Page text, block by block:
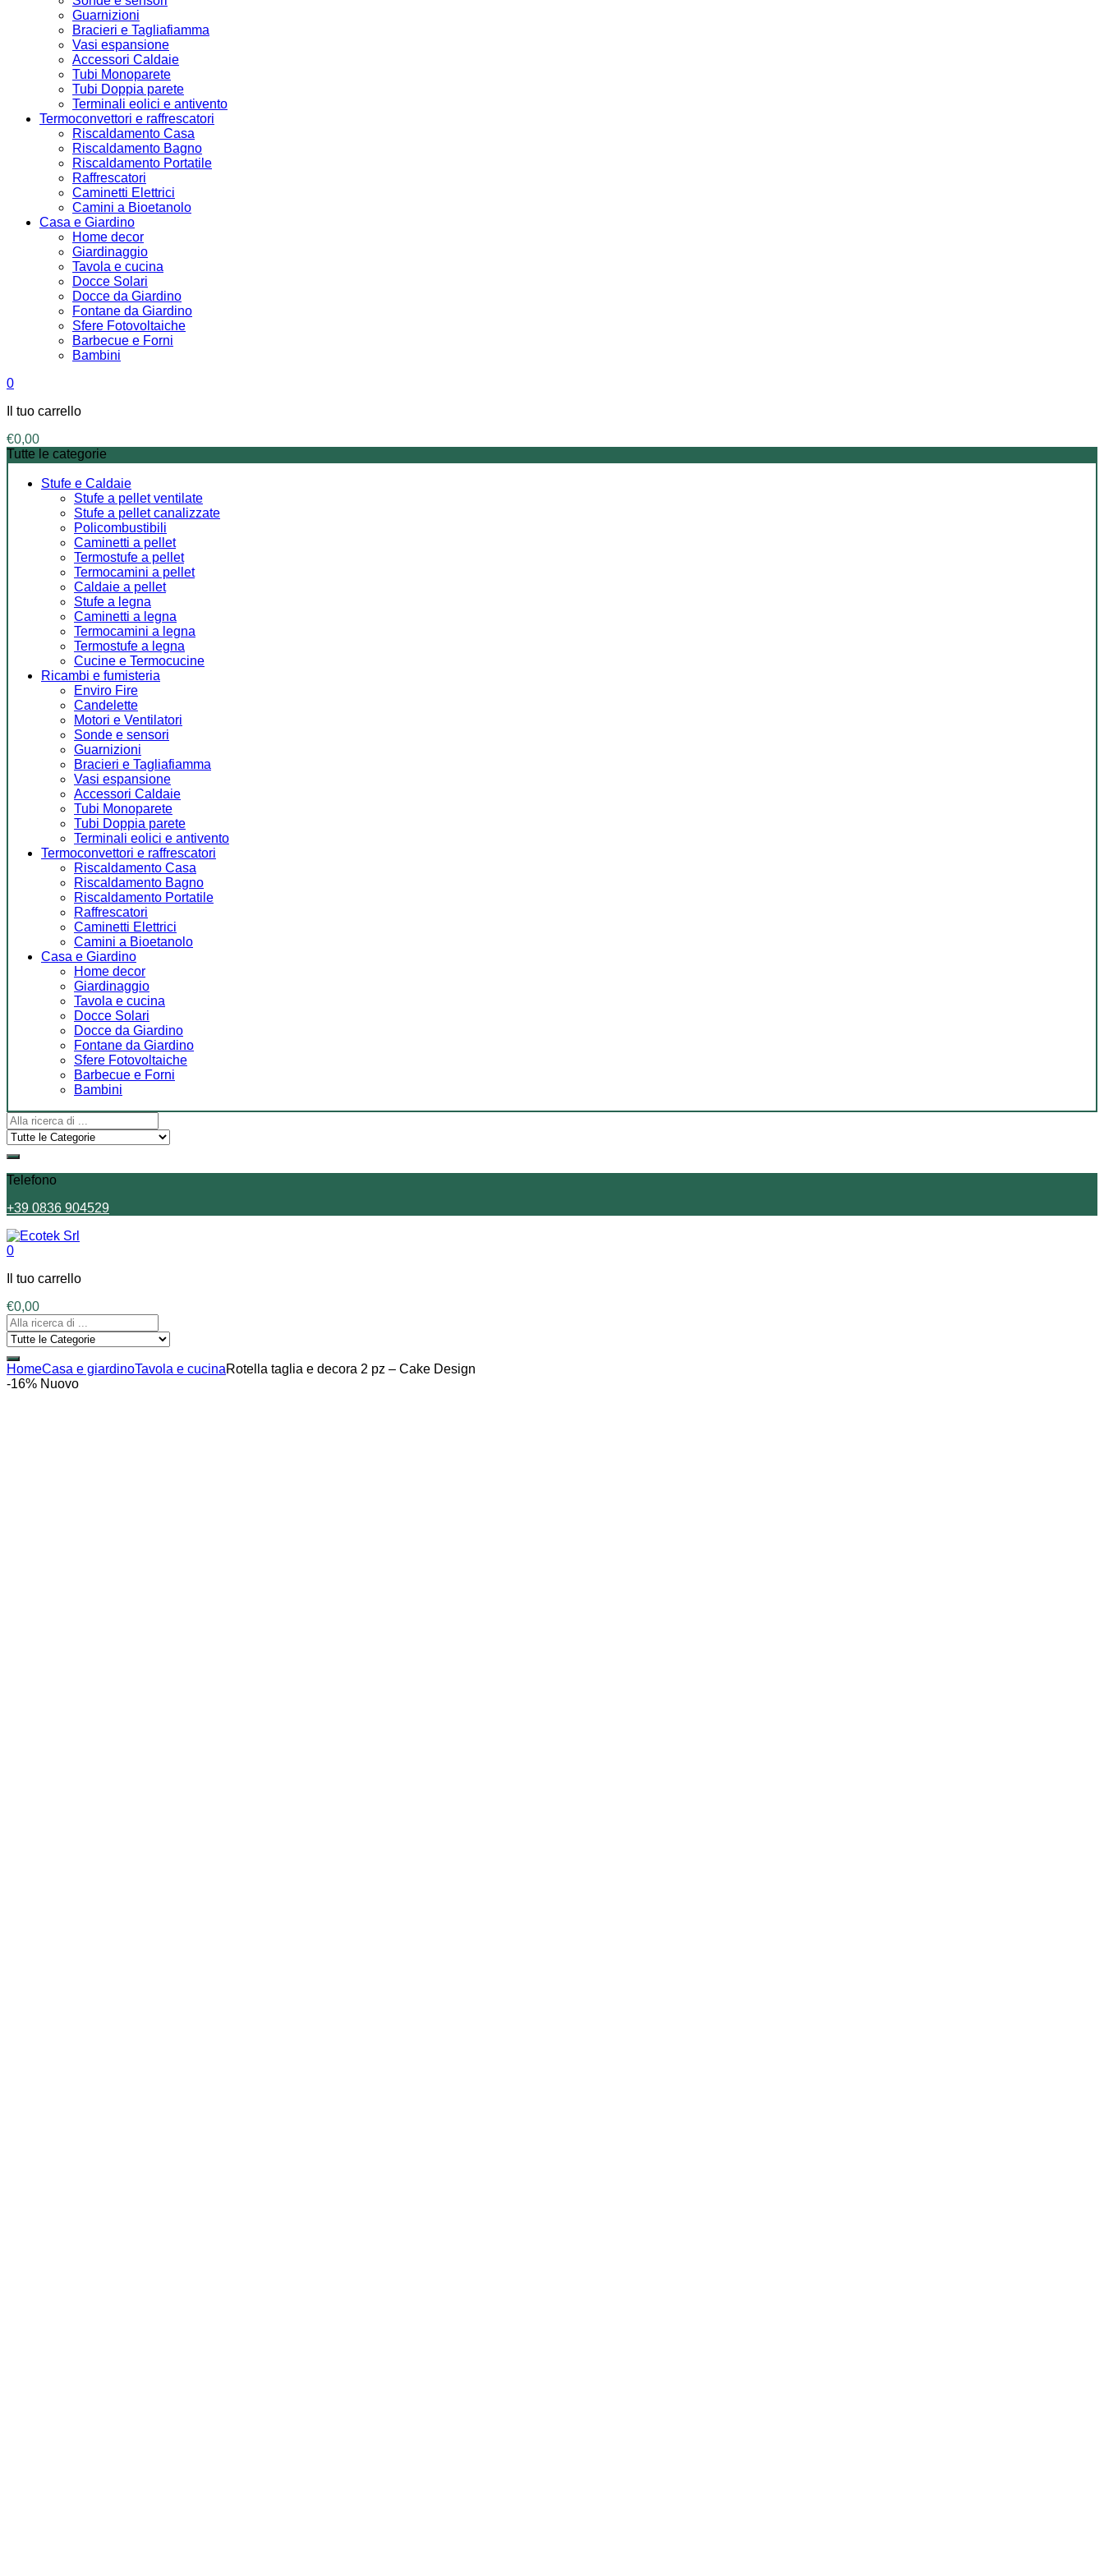
Guarnizioni
Bracieri e Tagliafiamma
Vasi espansione
Accessori Caldaie
Tubi Monoparete
Tubi Doppia parete
Terminali eolici e antivento
Termoconvettori e raffrescatori
Riscaldamento Casa
Riscaldamento Bagno
Riscaldamento Portatile
Raffrescatori
Caminetti Elettrici
Camini a Bioetanolo
Casa e Giardino
Home decor
Giardinaggio
Tavola e cucina
Docce Solari
Docce da Giardino
Fontane da Giardino
Sfere Fotovoltaiche
Barbecue e Forni
Bambini
0
Il tuo carrello
€0,00
Tutte le categorie
Stufe e Caldaie
Stufe a pellet ventilate
Stufe a pellet canalizzate
Policombustibili
Caminetti a pellet
Termostufe a pellet
Termocamini a pellet
Caldaie a pellet
Stufe a legna
Caminetti a legna
Termocamini a legna
Termostufe a legna
Cucine e Termocucine
Ricambi e fumisteria
Enviro Fire
Candelette
Motori e Ventilatori
Sonde e sensori
Guarnizioni
Bracieri e Tagliafiamma
Vasi espansione
Accessori Caldaie
Tubi Monoparete
Tubi Doppia parete
Terminali eolici e antivento
Termoconvettori e raffrescatori
Riscaldamento Casa
Riscaldamento Bagno
Riscaldamento Portatile
Raffrescatori
Caminetti Elettrici
Camini a Bioetanolo
Casa e Giardino
Home decor
Giardinaggio
Tavola e cucina
Docce Solari
Docce da Giardino
Fontane da Giardino
Sfere Fotovoltaiche
Barbecue e Forni
Bambini
Telefono
+39 0836 904529
0
Il tuo carrello
€0,00
HomeCasa e giardinoTavola e cucinaRotella taglia e decora 2 pz – Cake Design
-16% Nuovo